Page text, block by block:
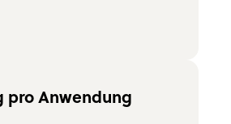
pro Anwendung